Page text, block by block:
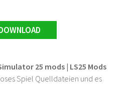
25 mods | LS25 Mods
Spiel Quelldateien und es